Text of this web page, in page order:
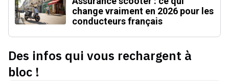
change vraiment en 2026 pour les
conducteurs français
Des infos qui vous rechargent à
bloc !